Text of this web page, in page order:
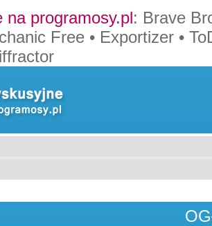
na programosy.pl: Brave
Free • Exportizer •